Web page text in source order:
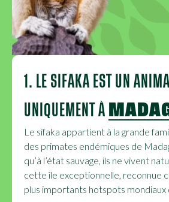
1. LE SIFAKA EST UN
UNIQUEMENT À
Le sifaka appartient à la grande
des primates endémiques de
qu’à l’état sauvage, ils ne vivent
cette île exceptionnelle, reconnue
plus importants hotspots